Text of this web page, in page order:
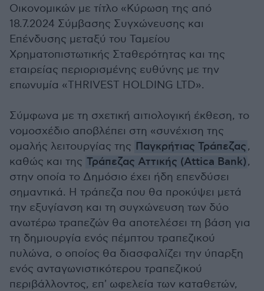
Οικονομικών με τίτλο «Κύρωση της από
18.7.2024 Σύμβασης Συγχώνευσης και
Επένδυσης μεταξύ του Ταμείου
Χρηματοπιστωτικής Σταθερότητας και της
εταιρείας περιορισμένης ευθύνης με την
επωνυμία «THRIVEST HOLDING LTD».
Σύμφωνα με τη σχετική αιτιολογική έκθεση, το
νομοσχέδιο αποβλέπει στη «συνέχιση της
ομαλής λειτουργίας της Παγκρήτιας Τράπεζας,
καθώς και της Τράπεζας Αττικής (Attica Bank),
στην οποία το Δημόσιο έχει ήδη επενδύσει
σημαντικά. Η τράπεζα που θα προκύψει μετά
την εξυγίανση και τη συγχώνευση των δύο
ανωτέρω τραπεζών θα αποτελέσει τη βάση για
τη δημιουργία ενός πέμπτου τραπεζικού
πυλώνα, ο οποίος θα διασφαλίζει την ύπαρξη
ενός ανταγωνιστικότερου τραπεζικού
περιβάλλοντος, επ' ωφελεία των καταθετών,